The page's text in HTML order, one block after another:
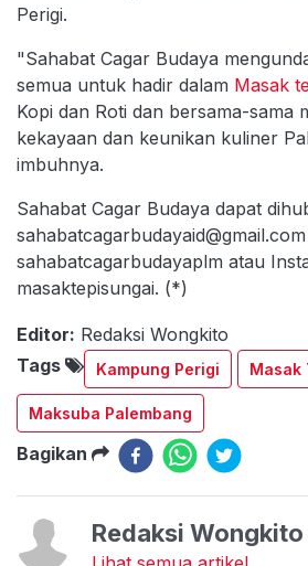
Perigi.
"Sahabat Cagar Budaya
semua untuk hadir dalam Masak
Kopi dan Roti dan bersama-sama
kekayaan dan keunikan kuliner
imbuhnya.
Sahabat Cagar Budaya dapat
sahabatcagarbudayaplm atau
masaktepisungai. (*)
Editor: Redaksi Wongkito
Tags
Kampung Perigi Masak
Maksuba Palembang
Bagikan
Redaksi Wongkito